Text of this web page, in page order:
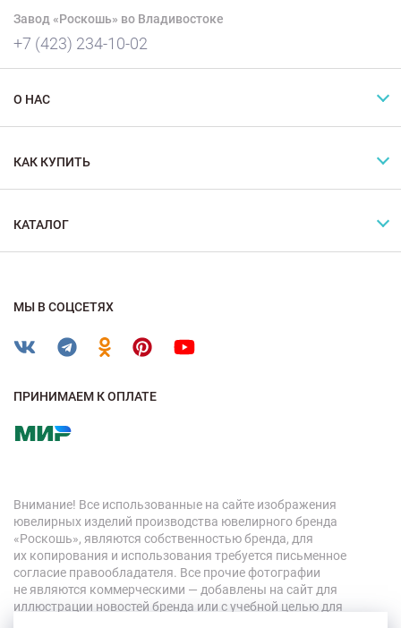
Завод «Роскошь» во Владивостоке
+7 (423) 234-10-02
О НАС
КАК КУПИТЬ
КАТАЛОГ
МЫ В СОЦСЕТЯХ
ПРИНИМАЕМ К ОПЛАТЕ
Внимание! Все использованные на сайте изображения
ювелирных изделий производства ювелирного бренда
«Роскошь», являются собственностью бренда, для
их копирования и использования требуется письменное
согласие правообладателя. Все прочие фотографии
не являются коммерческими — добавлены на сайт для
иллюстрации новостей бренда или с учебной целью для